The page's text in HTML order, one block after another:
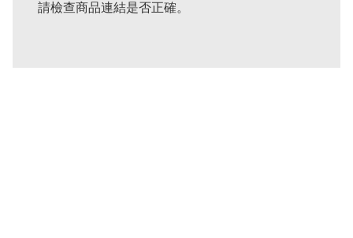
請檢查商品連結是否正確。